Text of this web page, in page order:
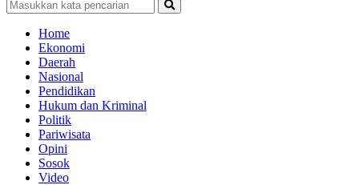
Home
Ekonomi
Daerah
Nasional
Pendidikan
Hukum dan Kriminal
Politik
Pariwisata
Opini
Sosok
Video